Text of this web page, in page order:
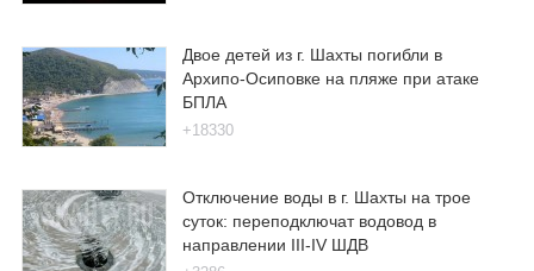
Двое детей из г. Шахты погибли в
Архипо-Осиповке на пляже при атаке
БПЛА
+18330
Отключение воды в г. Шахты на трое
суток: переподключат водовод в
направлении III-IV ШДВ